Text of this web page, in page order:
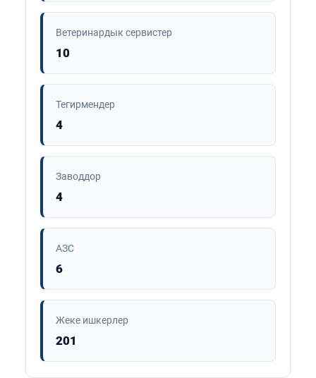
Ветеринардык сервистер
10
Тегирмендер
4
Заводдор
4
АЗС
6
Жеке ишкерлер
201